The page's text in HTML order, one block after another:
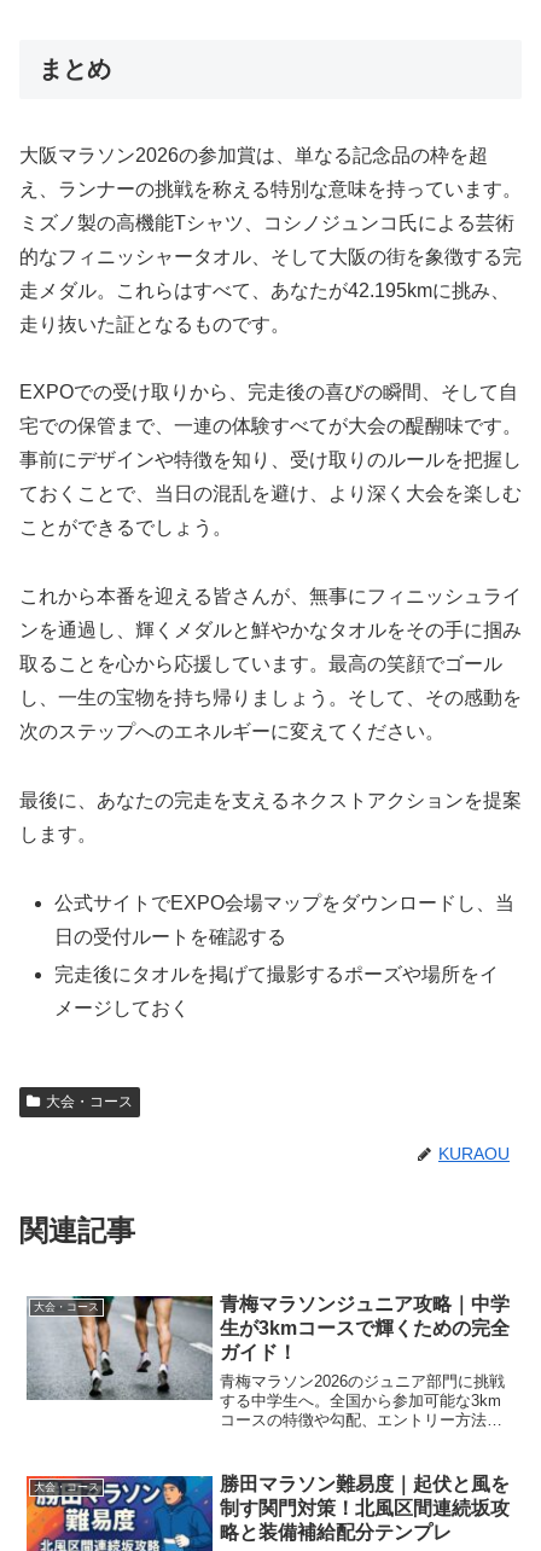
まとめ
大阪マラソン2026の参加賞は、単なる記念品の枠を超
え、ランナーの挑戦を称える特別な意味を持っています。
ミズノ製の高機能Tシャツ、コシノジュンコ氏による芸術
的なフィニッシャータオル、そして大阪の街を象徴する完
走メダル。これらはすべて、あなたが42.195kmに挑み、
走り抜いた証となるものです。
EXPOでの受け取りから、完走後の喜びの瞬間、そして自
宅での保管まで、一連の体験すべてが大会の醍醐味です。
事前にデザインや特徴を知り、受け取りのルールを把握し
ておくことで、当日の混乱を避け、より深く大会を楽しむ
ことができるでしょう。
これから本番を迎える皆さんが、無事にフィニッシュライ
ンを通過し、輝くメダルと鮮やかなタオルをその手に掴み
取ることを心から応援しています。最高の笑顔でゴール
し、一生の宝物を持ち帰りましょう。そして、その感動を
次のステップへのエネルギーに変えてください。
最後に、あなたの完走を支えるネクストアクションを提案
します。
公式サイトでEXPO会場マップをダウンロードし、当
日の受付ルートを確認する
完走後にタオルを掲げて撮影するポーズや場所をイ
メージしておく
大会・コース
KURAOU
関連記事
大会・コース
青梅マラソンジュニア攻略｜中学
生が3kmコースで輝くための完全
ガイド！
青梅マラソン2026のジュニア部門に挑戦
する中学生へ。全国から参加可能な3km
コースの特徴や勾配、エントリー方法か
大会・コース
勝田マラソン難易度｜起伏と風を
制す関門対策！北風区間連続坂攻
略と装備補給配分テンプレ